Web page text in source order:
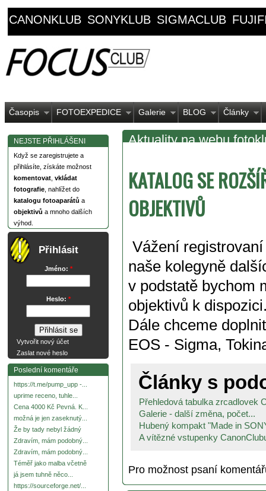
CANONKLUB SONYKLUB SIGMACLUB
Časopis FOTOEXPEDICE Galerie BLOG Články
NEJSTE PŘIHLÁŠENI
Když se zaregistrujete a
přihlásíte, získáte možnost
komentovat vkládat
fotografie , nahlížet do
katalogu fotoaparátů a
objektivů a mnoho dalších
výhod.
Přihlásit
Jméno: *
Heslo: *
Vytvořit nový účet
Zaslat nové heslo
Poslední komentáře
https://t.me/pump_upp -...
uprime receno, tuhle...
Cena 4000 Kč Pevná. K...
možná je jen zaseknutý...
Že by tady nebyl žádný
Zdravím, mám podobný...
Zdravím, mám podobný...
Téměř jako malba včetně
já jsem tuhně něco...
https://sourceforge.net/...
Aktuality na webu
KATALOG SE
OBJEKTIVŮ
Vážení
naše kolegyně
v podstatě bychom
objektivů k
Dále chceme
EOS - Sigma,
Články s
Přehledová tabulka zrcadlovek
Galerie - další změna, počet...
Hubený kompakt "Made in
A vítězné vstupenky
Pro možnost psaní